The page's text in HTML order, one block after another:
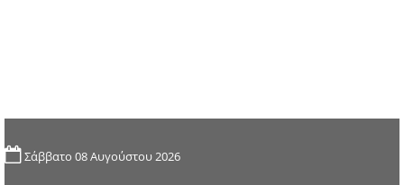
Σάββατο 08 Αυγούστου 2026